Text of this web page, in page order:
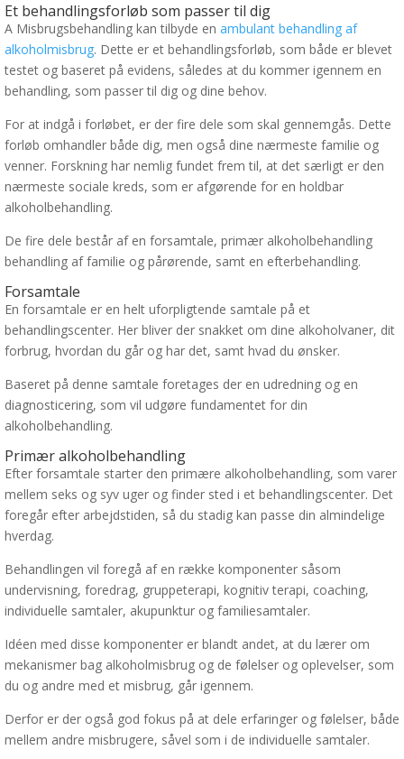
Et behandlingsforløb som passer til dig
A Misbrugsbehandling kan tilbyde en ambulant behandling af
alkoholmisbrug. Dette er et behandlingsforløb, som både er blevet
testet og baseret på evidens, således at du kommer igennem en
behandling, som passer til dig og dine behov.
For at indgå i forløbet, er der fire dele som skal gennemgås. Dette
forløb omhandler både dig, men også dine nærmeste familie og
venner. Forskning har nemlig fundet frem til, at det særligt er den
nærmeste sociale kreds, som er afgørende for en holdbar
alkoholbehandling.
De fire dele består af en forsamtale, primær alkoholbehandling
behandling af familie og pårørende, samt en efterbehandling.
Forsamtale
En forsamtale er en helt uforpligtende samtale på et
behandlingscenter. Her bliver der snakket om dine alkoholvaner, dit
forbrug, hvordan du går og har det, samt hvad du ønsker.
Baseret på denne samtale foretages der en udredning og en
diagnosticering, som vil udgøre fundamentet for din
alkoholbehandling.
Primær alkoholbehandling
Efter forsamtale starter den primære alkoholbehandling, som varer
mellem seks og syv uger og finder sted i et behandlingscenter. Det
foregår efter arbejdstiden, så du stadig kan passe din almindelige
hverdag.
Behandlingen vil foregå af en række komponenter såsom
undervisning, foredrag, gruppeterapi, kognitiv terapi, coaching,
individuelle samtaler, akupunktur og familiesamtaler.
Idéen med disse komponenter er blandt andet, at du lærer om
mekanismer bag alkoholmisbrug og de følelser og oplevelser, som
du og andre med et misbrug, går igennem.
Derfor er der også god fokus på at dele erfaringer og følelser, både
mellem andre misbrugere, såvel som i de individuelle samtaler.